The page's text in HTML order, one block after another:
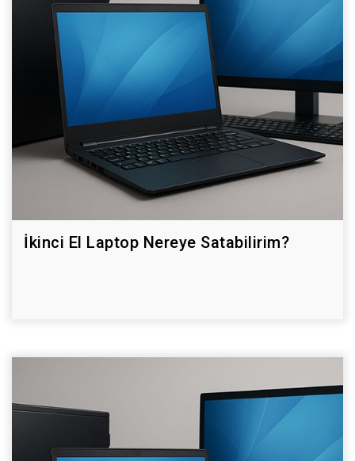
İkinci El Laptop Nereye Satabilirim?